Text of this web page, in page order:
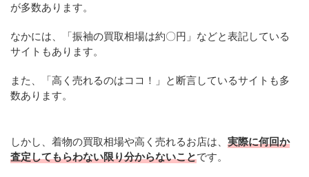
が多数あります。
なかには、「振袖の買取相場は約〇円」などと表記している
サイトもあります。
また、「高く売れるのはココ！」と断言しているサイトも多
数あります。
しかし、着物の買取相場や高く売れるお店は、 実際に何回か
査定してもらわない限り分からないことです。